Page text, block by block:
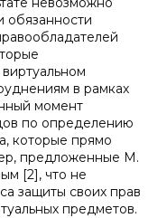
обязанности
в рамках
момент
по определению
которые прямо
предложенные М.
[2], что не
защиты своих прав
предметов.